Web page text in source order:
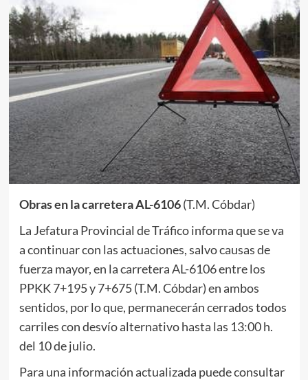
Obras en la carretera AL-6106(T.M. Cóbdar)
La Jefatura Provincial de Tráfico informa que se va
a continuar con las actuaciones, salvo causas de
fuerza mayor, en la carretera AL-6106 entre los
PPKK 7+195 y 7+675 (T.M. Cóbdar) en ambos
sentidos, por lo que, permanecerán cerrados todos
carriles con desvío alternativo hasta las 13:00 h.
del 10 de julio.
Para una información actualizada puede consultar